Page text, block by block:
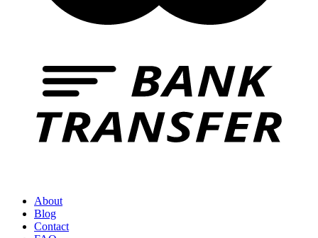
About
Blog
Contact